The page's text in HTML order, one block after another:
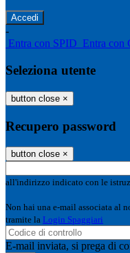
-
Entra con SPID Entra con
Seleziona utente
button close ×
Recupero password
button close ×
all'indirizzo indicato con le
Non hai una e-mail associata al
tramite la Login Spaggiari
E-mail inviata, si prega di